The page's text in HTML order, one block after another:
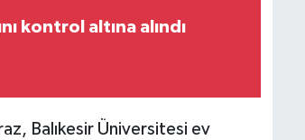
kontrol altına alındı
Balıkesir Üniversitesi ev